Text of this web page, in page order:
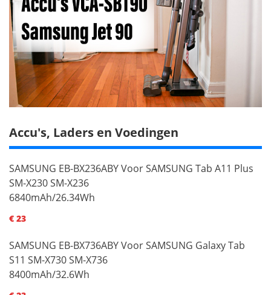
Accu's, Laders en Voedingen
SAMSUNG EB-BX236ABY Voor SAMSUNG Tab A11 Plus
SM-X230 SM-X236
6840mAh/26.34Wh
€ 23
SAMSUNG EB-BX736ABY Voor SAMSUNG Galaxy Tab
S11 SM-X730 SM-X736
8400mAh/32.6Wh